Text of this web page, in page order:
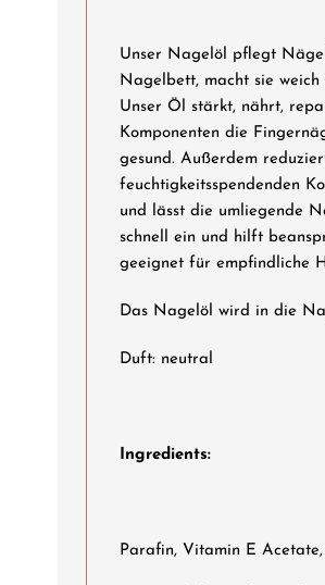
Unser Nagelöl pflegt
Nagelbett, macht sie
Unser Öl stärkt, nährt,
Komponenten die
gesund. Außerdem
feuchtigkeitsspendenden
und lässt die umliegende
schnell ein und hilft
geeignet für empfindliche
Das Nagelöl wird in die
Duft: neutral
Ingredients:
Parafin, Vitamin E